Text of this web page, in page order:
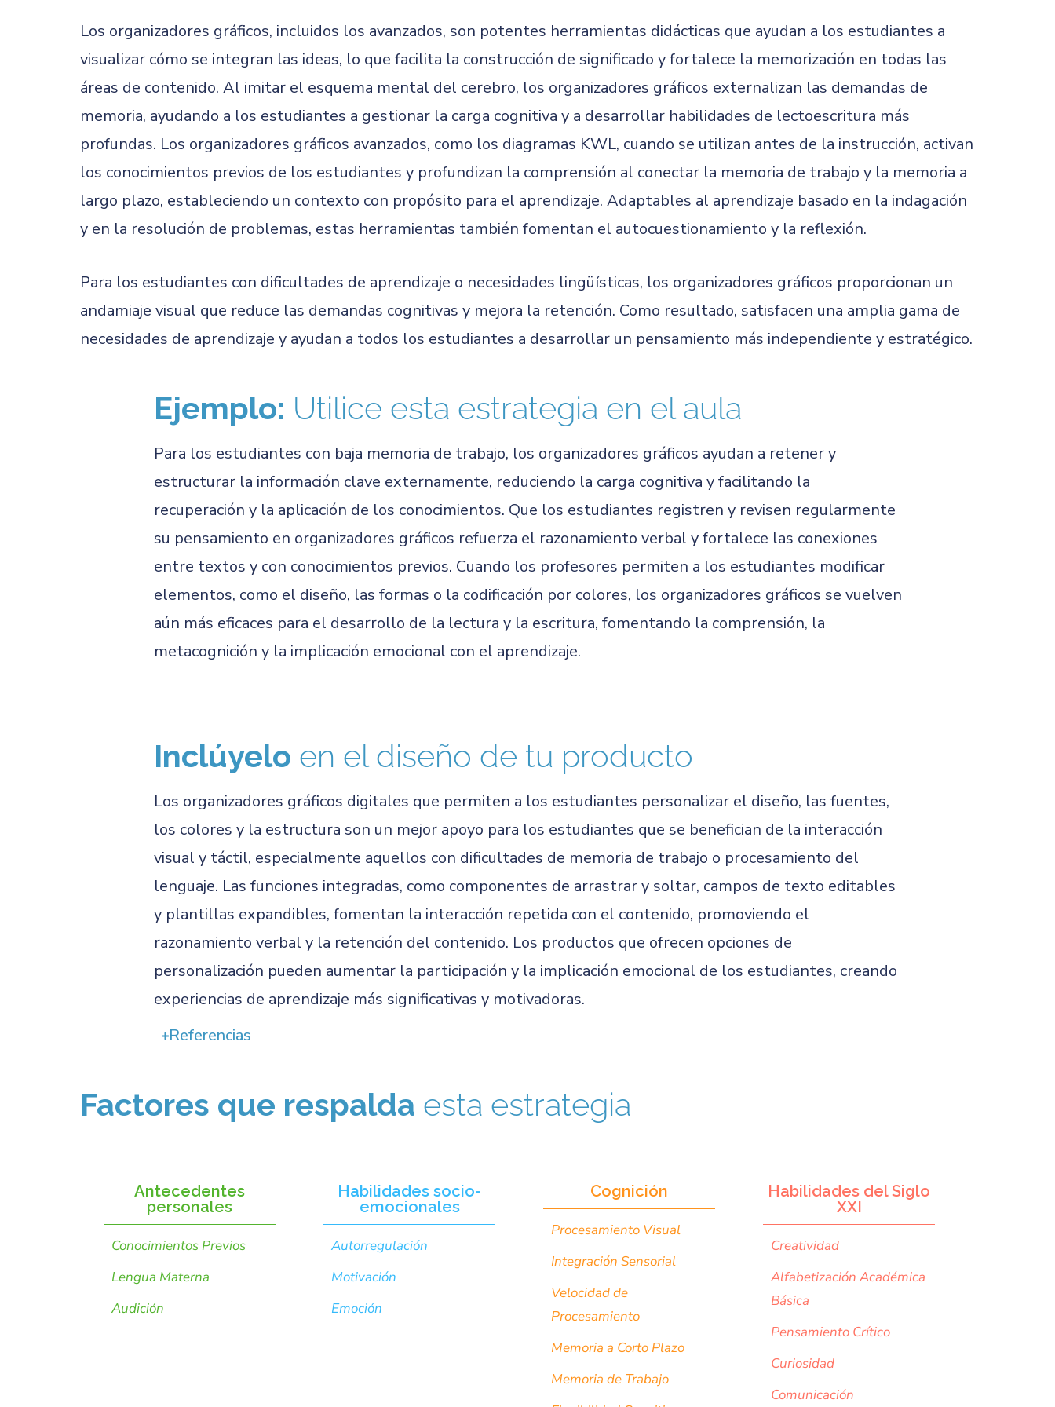
Los organizadores gráficos, incluidos los avanzados, son potentes herramientas didácticas que ayudan a los estudiantes a
visualizar cómo se integran las ideas, lo que facilita la construcción de significado y fortalece la memorización en todas las
áreas de contenido. Al imitar el esquema mental del cerebro, los organizadores gráficos externalizan las demandas de
memoria, ayudando a los estudiantes a gestionar la carga cognitiva y a desarrollar habilidades de lectoescritura más
profundas. Los organizadores gráficos avanzados, como los diagramas KWL, cuando se utilizan antes de la instrucción, activan
los conocimientos previos de los estudiantes y profundizan la comprensión al conectar la memoria de trabajo y la memoria a
largo plazo, estableciendo un contexto con propósito para el aprendizaje. Adaptables al aprendizaje basado en la indagación
y en la resolución de problemas, estas herramientas también fomentan el autocuestionamiento y la reflexión.
Para los estudiantes con dificultades de aprendizaje o necesidades lingüísticas, los organizadores gráficos proporcionan un
andamiaje visual que reduce las demandas cognitivas y mejora la retención. Como resultado, satisfacen una amplia gama de
necesidades de aprendizaje y ayudan a todos los estudiantes a desarrollar un pensamiento más independiente y estratégico.
Ejemplo: Utilice esta estrategia en el aula
Para los estudiantes con baja memoria de trabajo, los organizadores gráficos ayudan a retener y
estructurar la información clave externamente, reduciendo la carga cognitiva y facilitando la
recuperación y la aplicación de los conocimientos. Que los estudiantes registren y revisen regularmente
su pensamiento en organizadores gráficos refuerza el razonamiento verbal y fortalece las conexiones
entre textos y con conocimientos previos. Cuando los profesores permiten a los estudiantes modificar
elementos, como el diseño, las formas o la codificación por colores, los organizadores gráficos se vuelven
aún más eficaces para el desarrollo de la lectura y la escritura, fomentando la comprensión, la
metacognición y la implicación emocional con el aprendizaje.
Inclúyelo en el diseño de tu producto
Los organizadores gráficos digitales que permiten a los estudiantes personalizar el diseño, las fuentes,
los colores y la estructura son un mejor apoyo para los estudiantes que se benefician de la interacción
visual y táctil, especialmente aquellos con dificultades de memoria de trabajo o procesamiento del
lenguaje. Las funciones integradas, como componentes de arrastrar y soltar, campos de texto editables
y plantillas expandibles, fomentan la interacción repetida con el contenido, promoviendo el
razonamiento verbal y la retención del contenido. Los productos que ofrecen opciones de
personalización pueden aumentar la participación y la implicación emocional de los estudiantes, creando
experiencias de aprendizaje más significativas y motivadoras.
Referencias
Factores que respalda esta estrategia
Antecedentes
personales
Conocimientos Previos
Lengua Materna
Audición
Habilidades socio-
emocionales
Autorregulación
Motivación
Emoción
Cognición
Procesamiento Visual
Integración Sensorial
Velocidad de
Procesamiento
Memoria a Corto Plazo
Memoria de Trabajo
Habilidades del Siglo
XXI
Creatividad
Alfabetización Académica
Básica
Pensamiento Crítico
Curiosidad
Comunicación